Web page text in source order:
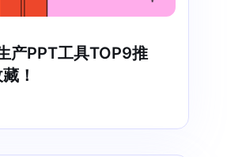
产PPT工具TOP9推
！